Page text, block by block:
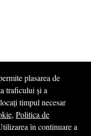
plasarea de
traficului și a
timpul necesar
, Politica de
în continuare a